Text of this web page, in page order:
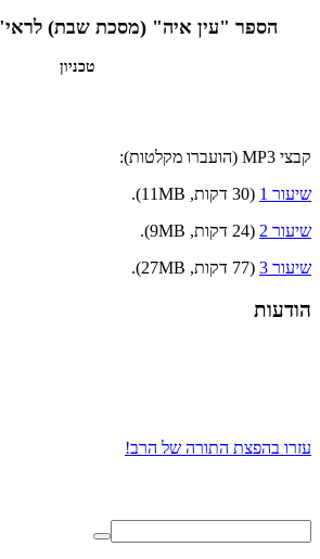
הספר "עין איה" (מסכת שבת)
טכניון
קבצי MP3 (הועברו מקלטות):
שיעור 1
(30 דקות, 11MB).
שיעור 2
(24 דקות, 9MB).
שיעור 3
(77 דקות, 27MB).
הודעות
עזרו בהפצת התורה של הרב!